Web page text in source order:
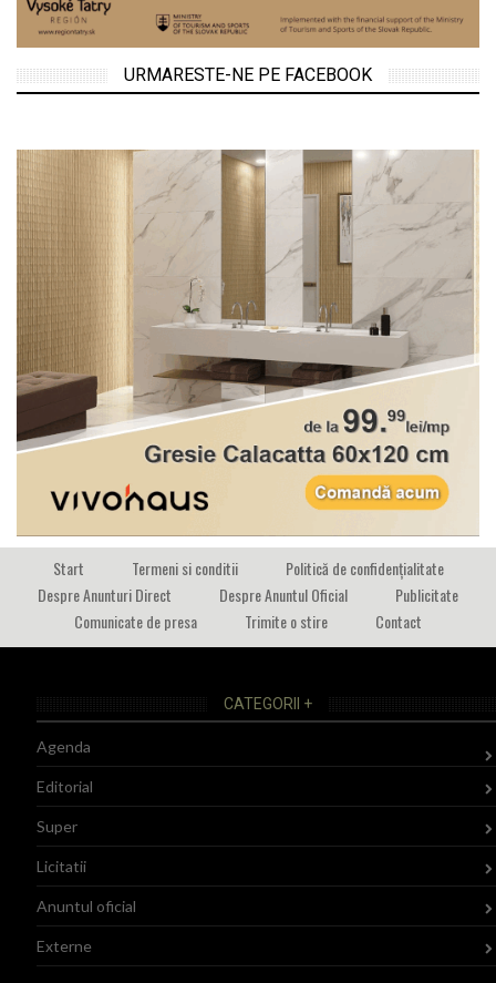
URMARESTE-NE PE FACEBOOK
Start Termeni si conditii
Politică de confidențialitate
Despre Anunturi Direct
Despre Anuntul Oficial
Publicitate
Comunicate de presa
Trimite o stire Contact
CATEGORII +
Agenda
Editorial
Super
Licitatii
Anuntul oficial
Externe